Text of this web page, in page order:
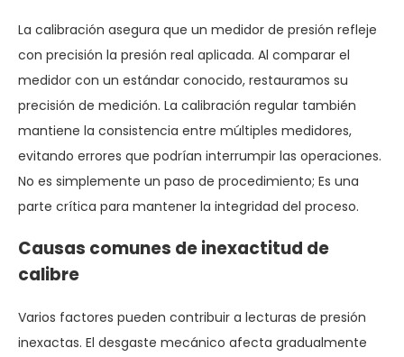
La calibración asegura que un medidor de presión refleje
con precisión la presión real aplicada. Al comparar el
medidor con un estándar conocido, restauramos su
precisión de medición. La calibración regular también
mantiene la consistencia entre múltiples medidores,
evitando errores que podrían interrumpir las operaciones.
No es simplemente un paso de procedimiento; Es una
parte crítica para mantener la integridad del proceso.
Causas comunes de inexactitud de
calibre
Varios factores pueden contribuir a lecturas de presión
inexactas. El desgaste mecánico afecta gradualmente